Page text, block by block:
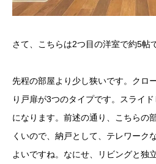
さて、こちらは2つ目の洋室で約5帖
先程の部屋より少し狭いです。クロ
り戸扉が3つのタイプです。スライ
になります。前述の通り、こちらの
くいので、納戸として、テレワーク
よいですね。なにせ、リビングと独